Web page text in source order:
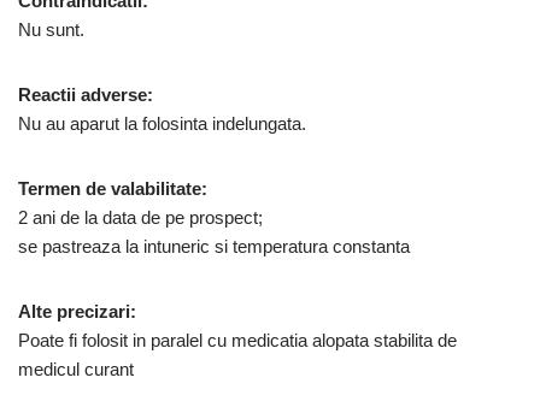
Nu sunt.
Reactii adverse:
Nu au aparut la folosinta indelungata.
Termen de valabilitate:
2 ani de la data de pe prospect;
se pastreaza la intuneric si temperatura constanta
Alte precizari:
Poate fi folosit in paralel cu medicatia alopata stabilita de
medicul curant